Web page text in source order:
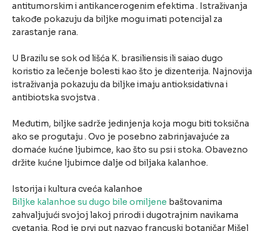
antitumorskim i antikancerogenim efektima . Istraživanja
takođe pokazuju da biljke mogu imati potencijal za
zarastanje rana.
U Brazilu se sok od lišća K. brasiliensis ili saiao dugo
koristio za lečenje bolesti kao što je dizenterija. Najnovija
istraživanja pokazuju da biljke imaju antioksidativna i
antibiotska svojstva .
Međutim, biljke sadrže jedinjenja koja mogu biti toksična
ako se progutaju . Ovo je posebno zabrinjavajuće za
domaće kućne ljubimce, kao što su psi i stoka. Obavezno
držite kućne ljubimce dalje od biljaka kalanhoe.
Istorija i kultura cveća kalanhoe
Biljke kalanhoe su dugo bile omiljene baštovanima
zahvaljujući svojoj lakoj prirodi i dugotrajnim navikama
cvetanja. Rod je prvi put nazvao francuski botaničar Mišel